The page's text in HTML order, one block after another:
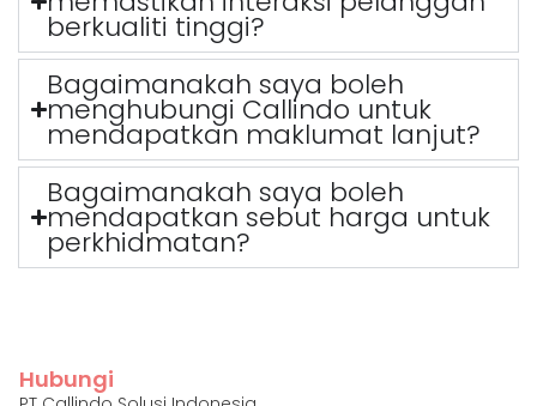
berkualiti tinggi?
Bagaimanakah saya boleh
menghubungi Callindo untuk
mendapatkan maklumat lanjut?
Bagaimanakah saya boleh
mendapatkan sebut harga untuk
perkhidmatan?
Hubungi